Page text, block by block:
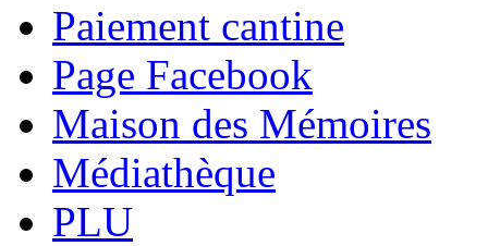
Paiement cantine
Page Facebook
Maison des Mémoires
Médiathèque
PLU